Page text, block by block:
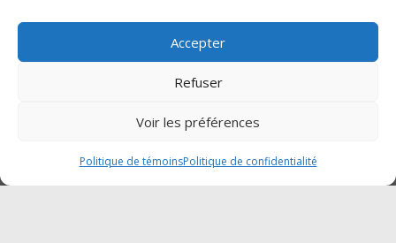
Accepter
Refuser
Voir les préférences
Politique de témoinsPolitique de confidentialité
Traction Mégantic-Mahindra
Cliquez pour accepter les témoins
marketing et activer ce contenu